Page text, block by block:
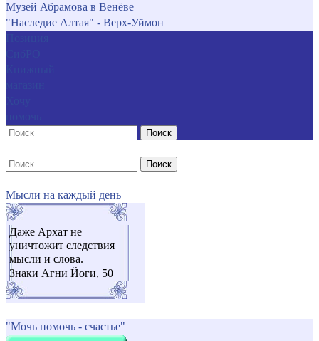
Музей Абрамова в Венёве
"Наследие Алтая" - Верх-Уймон
Поиск
Поиск
Мысли на каждый день
Даже Архат не
уничтожит следствия
мысли и слова.
Знаки Агни Йоги, 50
"Мочь помочь - счастье"